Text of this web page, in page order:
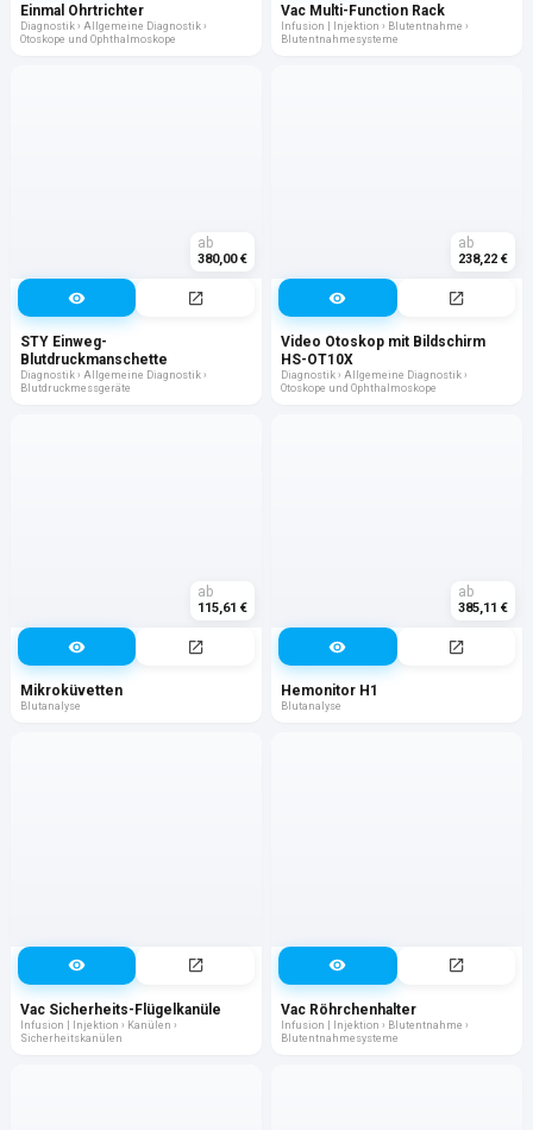
Einmal Ohrtrichter
Diagnostik › Allgemeine Diagnostik ›
Otoskope und Ophthalmoskope
Vac Multi-Function Rack
Infusion | Injektion › Blutentnahme ›
Blutentnahmesysteme
ab
380,00 €
STY Einweg-
Blutdruckmanschette
Diagnostik › Allgemeine Diagnostik ›
Blutdruckmessgeräte
ab
238,22 €
Video Otoskop mit Bildschirm
HS-OT10X
Diagnostik › Allgemeine Diagnostik ›
Otoskope und Ophthalmoskope
ab
115,61 €
Mikroküvetten
Blutanalyse
ab
385,11 €
Hemonitor H1
Blutanalyse
Vac Sicherheits-Flügelkanüle
Infusion | Injektion › Kanülen ›
Sicherheitskanülen
Vac Röhrchenhalter
Infusion | Injektion › Blutentnahme ›
Blutentnahmesysteme